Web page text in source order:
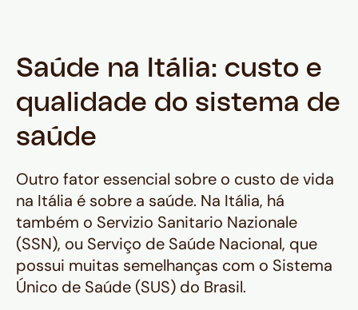
Saúde na Itália: custo e
qualidade do sistema de
saúde
Outro fator essencial sobre o custo de vida
na Itália é sobre a saúde. Na Itália, há
também o Servizio Sanitario Nazionale
(SSN), ou Serviço de Saúde Nacional, que
possui muitas semelhanças com o Sistema
Único de Saúde (SUS) do Brasil.